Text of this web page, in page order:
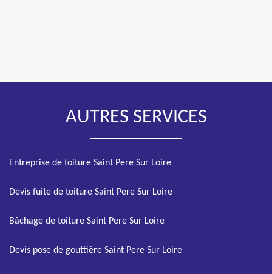
AUTRES SERVICES
Entreprise de toiture Saint Pere Sur Loire
Devis fuite de toiture Saint Pere Sur Loire
Bâchage de toiture Saint Pere Sur Loire
Devis pose de gouttière Saint Pere Sur Loire